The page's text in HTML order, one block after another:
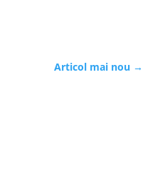
Articol mai nou →